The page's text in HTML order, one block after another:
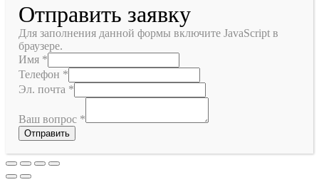
Отправить заявку
Для заполнения данной формы включите JavaScript в
браузере.
Имя *
Телефон *
Эл. почта *
Ваш вопрос *
Отправить